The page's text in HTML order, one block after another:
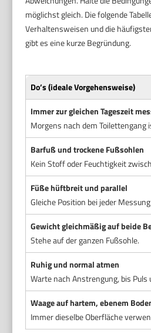
möglichst gleich. Die folgende
Verhaltensweisen und die
gibt es eine kurze Begründung.
Do’s (ideale Vorgehensweise)
Immer zur gleichen Tageszeit
Morgens nach dem
Barfuß und trockene Fußsohlen
Kein Stoff oder Feuchtigkeit
Füße hüftbreit und parallel
Gleiche Position bei jeder
Gewicht gleichmäßig auf beide
Stehe auf der ganzen Fußsohle.
Ruhig und normal atmen
Warte nach Anstrengung, bis
Waage auf hartem, ebenem
Immer dieselbe Oberfläche